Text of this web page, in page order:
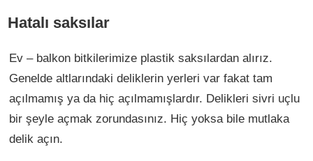
Hatalı saksılar
Ev – balkon bitkilerimize plastik saksılardan alırız.
Genelde altlarındaki deliklerin yerleri var fakat tam
açılmamış ya da hiç açılmamışlardır. Delikleri sivri uçlu
bir şeyle açmak zorundasınız. Hiç yoksa bile mutlaka
delik açın.